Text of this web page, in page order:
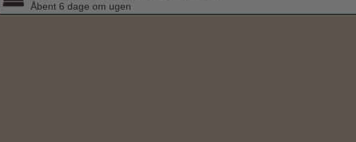
Åbent 6 dage om ugen